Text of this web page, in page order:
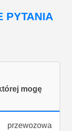
PYTANIA
mogę